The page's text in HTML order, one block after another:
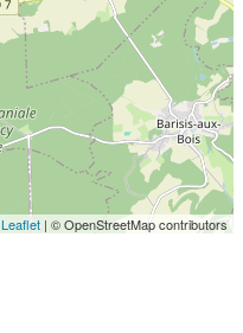
Leaflet | © OpenStreetMap contributors